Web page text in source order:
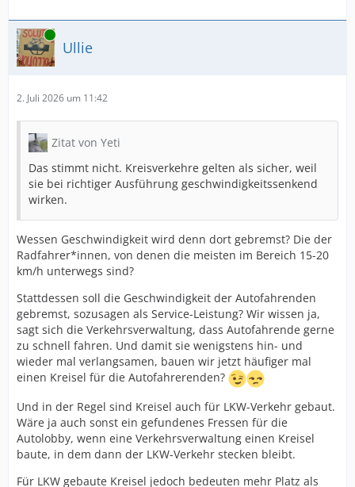
Online
Ullie
2. Juli 2026 um 11:42
Zitat von Yeti
Das stimmt nicht. Kreisverkehre gelten als sicher, weil
sie bei richtiger Ausführung geschwindigkeitssenkend
wirken.
Wessen Geschwindigkeit wird denn dort gebremst? Die der
Radfahrer*innen, von denen die meisten im Bereich 15-20
km/h unterwegs sind?
Stattdessen soll die Geschwindigkeit der Autofahrenden
gebremst, sozusagen als Service-Leistung? Wir wissen ja,
sagt sich die Verkehrsverwaltung, dass Autofahrende gerne
zu schnell fahren. Und damit sie wenigstens hin- und
wieder mal verlangsamen, bauen wir jetzt häufiger mal
einen Kreisel für die Autofahrerenden?
Und in der Regel sind Kreisel auch für LKW-Verkehr gebaut.
Wäre ja auch sonst ein gefundenes Fressen für die
Autolobby, wenn eine Verkehrsverwaltung einen Kreisel
baute, in dem dann der LKW-Verkehr stecken bleibt.
Für LKW gebaute Kreisel jedoch bedeuten mehr Platz als